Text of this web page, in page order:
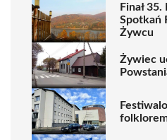
Finał
Spotkań
Żywcu
Żywiec